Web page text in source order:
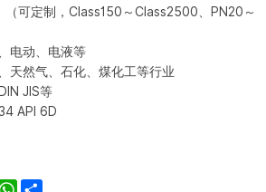
可定制，Class150～Class2500、PN20～
电动、电液等
天然气、石化、煤化工等行业
JIS等
API 6D
WhatsApp
Share